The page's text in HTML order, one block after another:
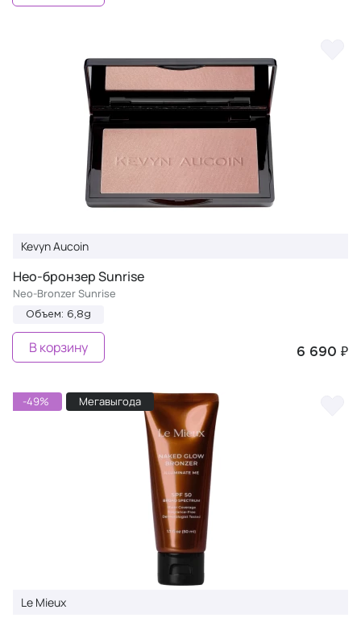
Kevyn Aucoin
Нео-бронзер Sunrise
Neo-Bronzer Sunrise
Объем: 6,8g
6 690 ₽
В корзину
-49% Мегавыгода
Le Mieux